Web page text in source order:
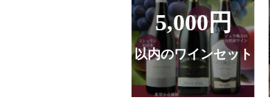
5,000円
以内のワインセット